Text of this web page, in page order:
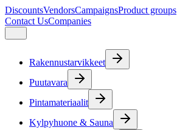
DiscountsVendorsCampaignsProduct groups
Contact UsCompanies
Rakennustarvikkeet
Puutavara
Pintamateriaalit
Kylpyhuone & Sauna